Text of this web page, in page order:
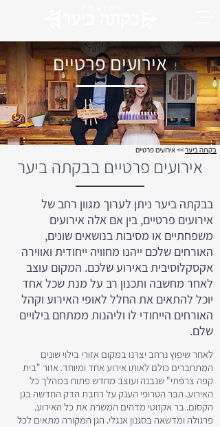
אירועים פרטיים
בקתה ביער>>אירועים פרטיים
אירועים פרטיים בבקתה ביער
בבקתה ביער ניתן לערוך מגוון רחב של
אירועים פרטיים, בין אם אלה אירועים
משפחתיים או מסיבות בנושאים שונים,
האורחים שלכם ייהנו מחוויה ייחודית ואווירה
אקסקלוסיבית באירוע שלכם. המקום עוצב
לאחר מחשבה ותכנון רב על מנת שכל אחד
יוכל להתאים את החלל לאופי האירוע וקהל
האורחים הייחודי לו וליהנות ממתחם בילויים
שלם.
לאחר שיפוץ נרחב יצרנו במקום אזורי בילוי שונים
המתחברים כולם לאותו אירוע אחד ומיוחד. אזור "בית
קפה צרפתי" שנבנה ועוצב מחדש פתוח במהלך כל
האירוע. הבר הטרופי הענק על רחבת הדק החדשה בגן
הקסום. בר אקזוטי מדהים המשרת את כל האירוע.
פרגולה ומדשאה בסגנון אנגלי. הגן המקורה מתאים לכל